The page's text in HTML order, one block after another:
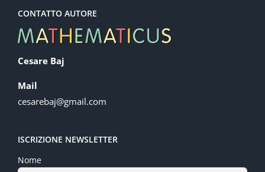
CONTATTO AUTORE
Cesare Baj
Mail
cesarebaj@gmail.com
ISCRIZIONE NEWSLETTER
Nome